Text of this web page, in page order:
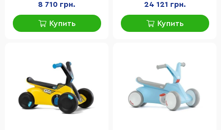
8 710 грн.
Купить
24 121 грн.
Купить